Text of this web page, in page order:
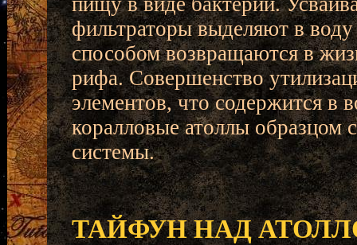
фильтраторы выделяют в
способом возвращаются в
рифа. Совершенство
элементов, что содержится в
коралловые атоллы образцом
системы.
ТАЙФУН НАД